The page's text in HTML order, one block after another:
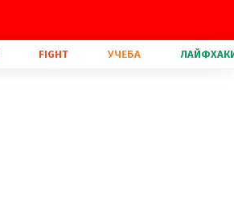
FIGHT УЧЕБА